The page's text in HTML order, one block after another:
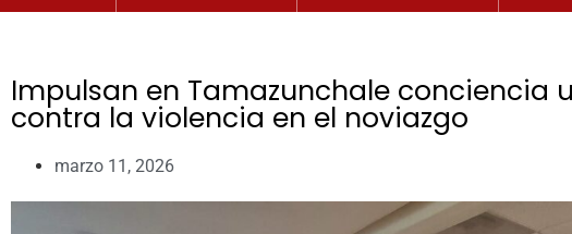
Impulsan en Tamazunchale conciencia
contra la violencia en el noviazgo
marzo 11, 2026